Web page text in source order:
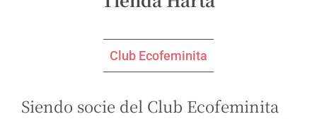
Club Ecofeminita
Siendo socie del Club Ecofeminita